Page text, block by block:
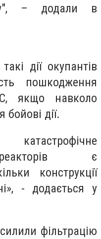
– додали в
дії окупантів
пошкодження
якщо навколо
бойові дії.
є
конструкції
- додається у
фільтрацію